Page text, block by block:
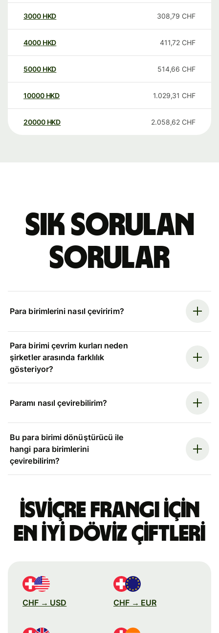
3000 HKD 308,79 CHF
4000 HKD 411,72 CHF
5000 HKD 514,66 CHF
10000 HKD 1.029,31 CHF
20000 HKD 2.058,62 CHF
Sık sorulan
sorular
Para birimlerini nasıl çeviririm?
Para birimi çevrim kurları neden
şirketler arasında farklılık
gösteriyor?
Paramı nasıl çevirebilirim?
Bu para birimi dönüştürücü ile
hangi para birimlerini
çevirebilirim?
İsviçre frangı için
en iyi döviz çiftleri
CHF → USD CHF → EUR